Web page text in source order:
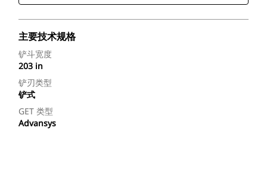
主要技术规格
铲斗宽度
203 in
铲刃类型
铲式
GET 类型
Advansys